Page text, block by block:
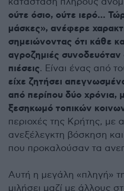
ούτε όσιο, ούτε ιερό…
μάσκες», ανέφερε
σημειώνοντας ότι κάθε
αγροζημιές
πιέσεις. Είναι ένας από
είχε ζητήσει
από περίπου δύο χρόνια,
ξεσηκωμό τοπικών
περιοχές της Κρήτης, με
ανεξέλεγκτη βόσκηση και
που προκαλούσαν τα
Αυτή η μεγάλη «πληγή»
μιλήσει μαζί με άλλους